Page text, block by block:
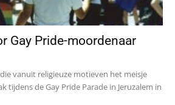
Gay Pride-moordenaar
vanuit religieuze motieven het meisje
tijdens de Gay Pride Parade in Jeruzalem in